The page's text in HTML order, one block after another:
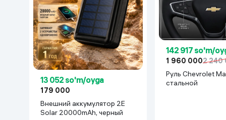
13 052 so'm/oyga
179 000
Внешний аккумулятор 2E
Solar 20000mAh, черный
142 917 so'm/
1 960 0002 240
Руль Chevrolet
cтальной